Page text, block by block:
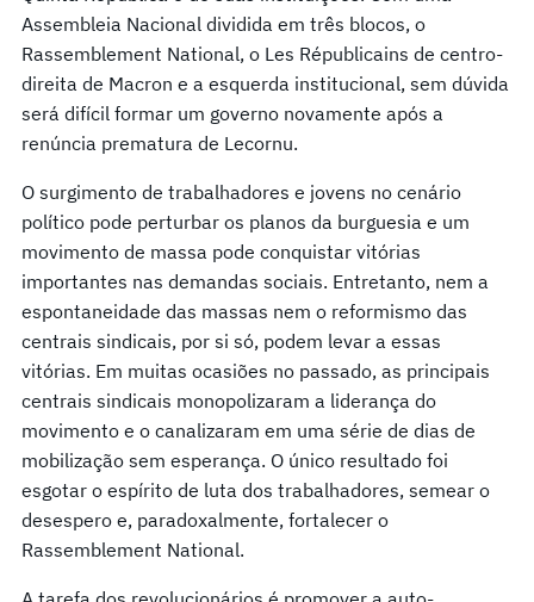
Assembleia Nacional dividida em três blocos, o
Rassemblement National, o Les Républicains de centro-
direita de Macron e a esquerda institucional, sem dúvida
será difícil formar um governo novamente após a
renúncia prematura de Lecornu.
O surgimento de trabalhadores e jovens no cenário
político pode perturbar os planos da burguesia e um
movimento de massa pode conquistar vitórias
importantes nas demandas sociais. Entretanto, nem a
espontaneidade das massas nem o reformismo das
centrais sindicais, por si só, podem levar a essas
vitórias. Em muitas ocasiões no passado, as principais
centrais sindicais monopolizaram a liderança do
movimento e o canalizaram em uma série de dias de
mobilização sem esperança. O único resultado foi
esgotar o espírito de luta dos trabalhadores, semear o
desespero e, paradoxalmente, fortalecer o
Rassemblement National.